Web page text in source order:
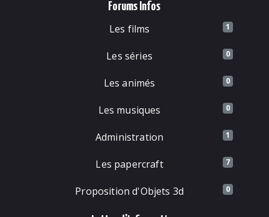
Forums Infos
Les films 1
Les séries 0
Les animés 0
Les musiques 0
Administration 1
Les papercraft 7
Proposition d'Objets 3d 0